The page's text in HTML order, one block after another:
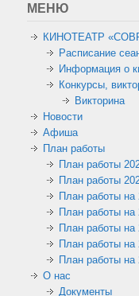
МЕНЮ
КИНОТЕАТР
Расписание
Информация о
Конкурсы,
Викторина
Новости
Афиша
План работы
План работы
План работы
План работы на
План работы на
План работы на
План работы на
План работы на
О нас
Документы